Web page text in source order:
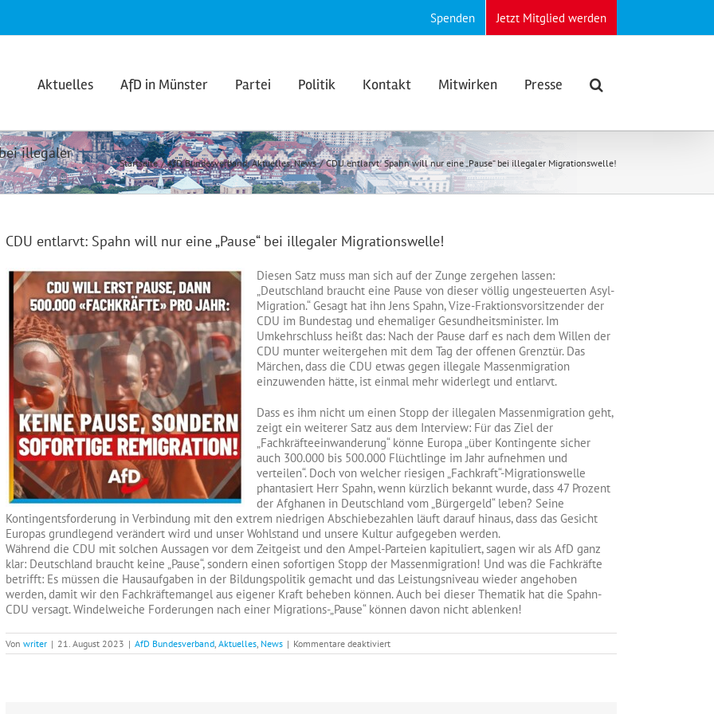
Spenden Jetzt Mitglied werden
Aktuelles AfD in Münster Partei Politik Kontakt Mitwirken Presse
illegaler
Startseite AfD Bundesverband Aktuelles News CDU entlarvt: Spahn will nur eine „Pause“ bei illegaler Migrationswelle!
CDU entlarvt: Spahn will nur eine „Pause“ bei illegaler Migrationswelle!
Diesen Satz muss man sich auf der Zunge zergehen lassen:
„Deutschland braucht eine Pause von dieser völlig ungesteuerten Asyl-
Migration.“ Gesagt hat ihn Jens Spahn, Vize-Fraktionsvorsitzender der
CDU im Bundestag und ehemaliger Gesundheitsminister. Im
Umkehrschluss heißt das: Nach der Pause darf es nach dem Willen der
CDU munter weitergehen mit dem Tag der offenen Grenztür. Das
Märchen, dass die CDU etwas gegen illegale Massenmigration
einzuwenden hätte, ist einmal mehr widerlegt und entlarvt.
Dass es ihm nicht um einen Stopp der illegalen Massenmigration geht,
zeigt ein weiterer Satz aus dem Interview: Für das Ziel der
„Fachkräfteeinwanderung“ könne Europa „über Kontingente sicher
auch 300.000 bis 500.000 Flüchtlinge im Jahr aufnehmen und
verteilen“. Doch von welcher riesigen „Fachkraft“-Migrationswelle
phantasiert Herr Spahn, wenn kürzlich bekannt wurde, dass 47 Prozent
der Afghanen in Deutschland vom „Bürgergeld“ leben? Seine
Kontingentsforderung in Verbindung mit den extrem niedrigen Abschiebezahlen läuft darauf hinaus, dass das Gesicht
Europas grundlegend verändert wird und unser Wohlstand und unsere Kultur aufgegeben werden.
Während die CDU mit solchen Aussagen vor dem Zeitgeist und den Ampel-Parteien kapituliert, sagen wir als AfD ganz
klar: Deutschland braucht keine „Pause“, sondern einen sofortigen Stopp der Massenmigration! Und was die Fachkräfte
betrifft: Es müssen die Hausaufgaben in der Bildungspolitik gemacht und das Leistungsniveau wieder angehoben
werden, damit wir den Fachkräftemangel aus eigener Kraft beheben können. Auch bei dieser Thematik hat die Spahn-
CDU versagt. Windelweiche Forderungen nach einer Migrations-„Pause“ können davon nicht ablenken!
Von writer | 21. August 2023 | AfD Bundesverband Aktuelles News | Kommentare deaktiviertfür
CDU